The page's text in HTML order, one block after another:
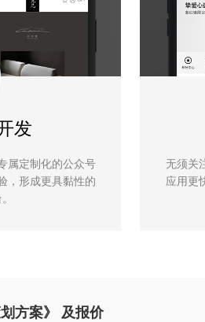
发
属定制化的公众号
，形成更具黏性的
无须关
应用更
方案》 及报价